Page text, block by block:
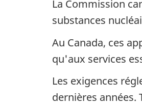
La Commission
substances
Au Canada, ces
qu'aux services
Les exigences
dernières années.